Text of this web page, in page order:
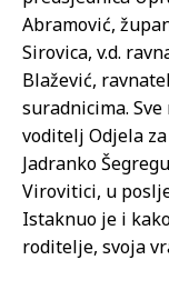
Abramović,
Sirovica, v.d.
Blažević,
suradnicima.
voditelj Odjela
Jadranko
Virovitici, u
Istaknuo je i
roditelje, svoja